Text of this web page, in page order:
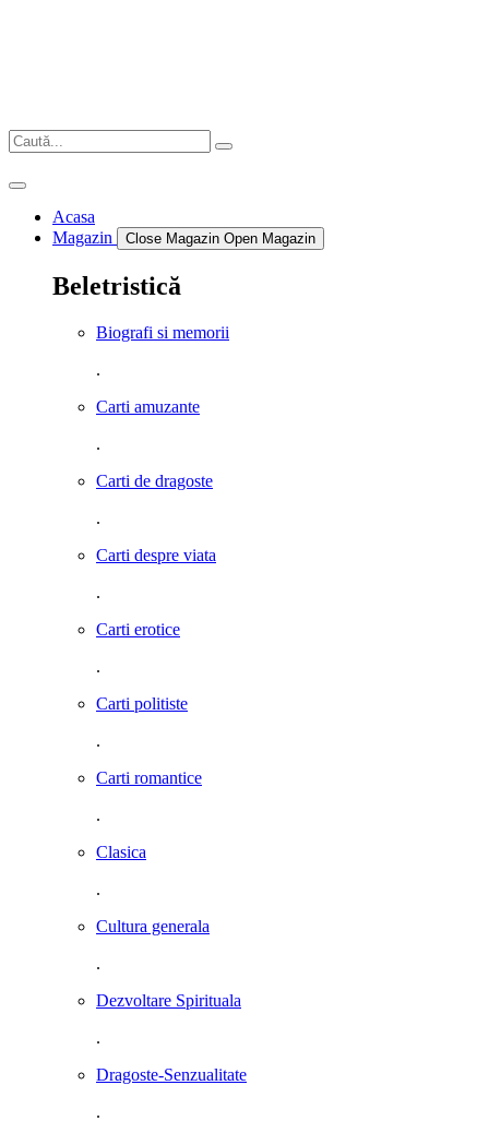
Acasa
Magazin
Close Magazin Open Magazin
Beletristică
Biografi si memorii
.
Carti amuzante
.
Carti de dragoste
.
Carti despre viata
.
Carti erotice
.
Carti politiste
.
Carti romantice
.
Clasica
.
Cultura generala
.
Dezvoltare Spirituala
.
Dragoste-Senzualitate
.